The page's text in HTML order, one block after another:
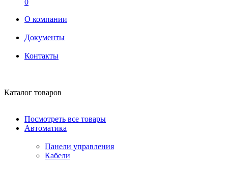
0
О компании
Документы
Контакты
Каталог товаров
Посмотреть все товары
Автоматика
Панели управления
Кабели